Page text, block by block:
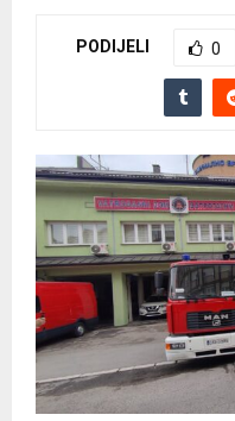
PODIJELI 0